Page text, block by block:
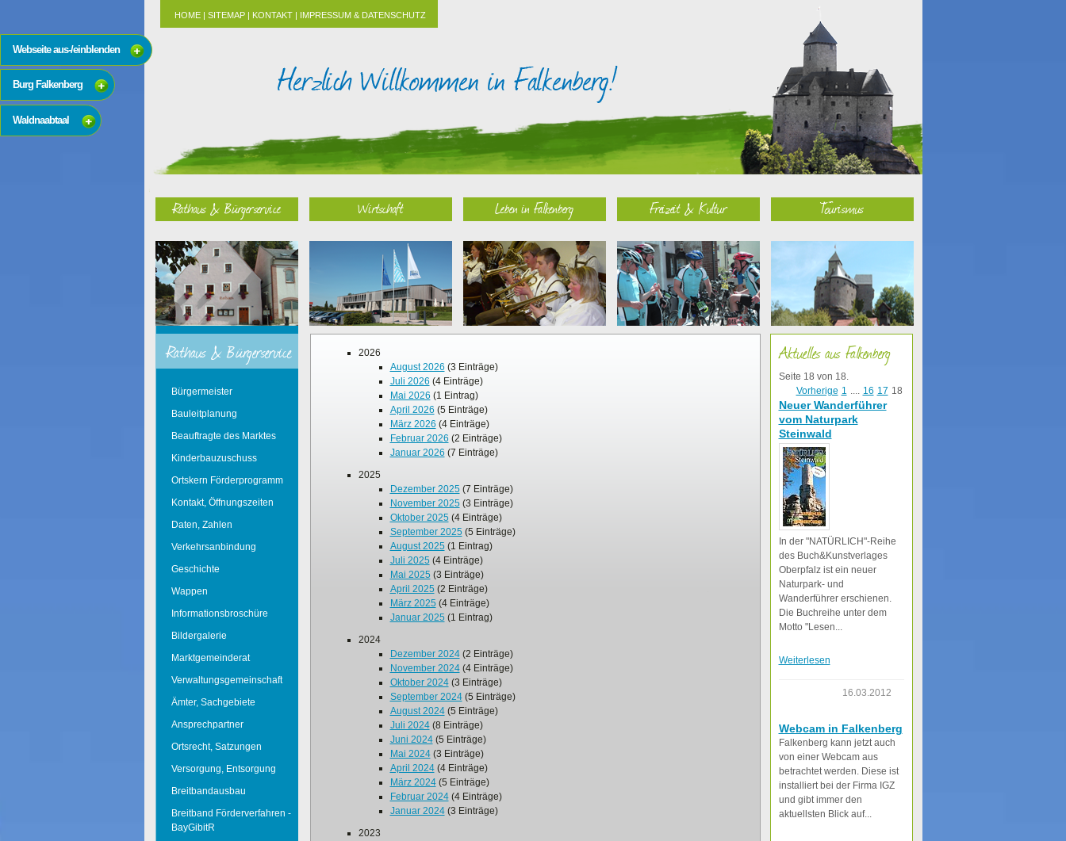
HOME| SITEMAP| KONTAKT| IMPRESSUM & DATENSCHUTZ
Rathaus & Bürgerservice Wirtschaft Leben in Falkenberg Freizeit & Kultur Tourismus
Rathaus & Bürgerservice
Bürgermeister
Bauleitplanung
Beauftragte des Marktes
Kinderbauzuschuss
Ortskern Förderprogramm
Kontakt, Öffnungszeiten
Daten, Zahlen
Verkehrsanbindung
Geschichte
Wappen
Informationsbroschüre
Bildergalerie
Marktgemeinderat
Verwaltungsgemeinschaft
Ämter, Sachgebiete
Ansprechpartner
Ortsrecht, Satzungen
Versorgung, Entsorgung
Breitbandausbau
Breitband Förderverfahren -
BayGibitR
2026
August 2026 (3 Einträge)
Juli 2026 (4 Einträge)
Mai 2026 (1 Eintrag)
April 2026 (5 Einträge)
März 2026 (4 Einträge)
Februar 2026 (2 Einträge)
Januar 2026 (7 Einträge)
2025
Dezember 2025(7 Einträge)
November 2025(3 Einträge)
Oktober 2025(4 Einträge)
September 2025(5 Einträge)
August 2025(1 Eintrag)
Juli 2025 (4 Einträge)
Mai 2025 (3 Einträge)
April 2025 (2 Einträge)
März 2025 (4 Einträge)
Januar 2025 (1 Eintrag)
2024
Dezember 2024(2 Einträge)
November 2024(4 Einträge)
Oktober 2024(3 Einträge)
September 2024(5 Einträge)
August 2024(5 Einträge)
Juli 2024(8 Einträge)
Juni 2024(5 Einträge)
Mai 2024(3 Einträge)
April 2024(4 Einträge)
März 2024(5 Einträge)
Februar 2024(4 Einträge)
Januar 2024(3 Einträge)
2023
Aktuelles aus Falkenberg
Seite 18 von 18.
Vorherige 1 .... 16 17 18
Neuer Wanderführer
vom Naturpark
Steinwald
In der "NATÜRLICH"-Reihe
des Buch&Kunstverlages
Oberpfalz ist ein neuer
Naturpark- und
Wanderführer erschienen.
Die Buchreihe unter dem
Motto "Lesen...
Weiterlesen
16.03.2012
Webcam in Falkenberg
Falkenberg kann jetzt auch
von einer Webcam aus
betrachtet werden. Diese ist
installiert bei der Firma IGZ
und gibt immer den
aktuellsten Blick auf...
Webseite aus-/einblenden
Burg Falkenberg
Waldnaabtaal